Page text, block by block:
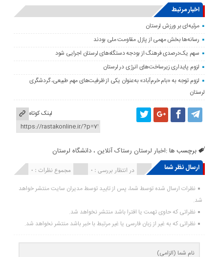
اخبار مرتبط
مرثیه‌ای بر ورزش لرستان
رسانه‌ها بخش مهمی از پازل مقاومت ملی بودند
سهم یک‌درصدی فرهنگ از بودجه دستگاه‌های لرستان اجرایی شود
لزوم پایداری زیرساخت‌های انرژی در لرستان
لزوم توجه به «بام خرم‌آباد» به‌عنوان یکی از ظرفیت‌های مهم طبیعی، گردشگری
لرستان
لینک کوتاه
برچسب ها :اخبار لرستان رستاک آنلاین ، دانشگاه لرستان
ارسال نظر شما
مجموع نظرات : 0 در انتظار بررسی : 0 انتشار یافته : ۰
نظرات ارسال شده توسط شما، پس از تایید توسط مدیران سایت منتشر خواهد
شد.
نظراتی که حاوی تهمت یا افترا باشد منتشر نخواهد شد.
نظراتی که به غیر از زبان فارسی یا غیر مرتبط با خبر باشد منتشر نخواهد شد.